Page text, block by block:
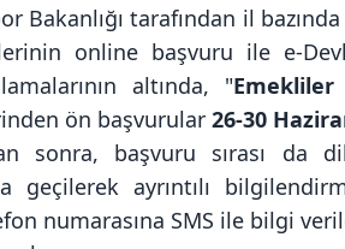
Bakanlığı tarafından il
online başvuru ile e-
altında, "
ön başvurular 26-30
sonra, başvuru sırası da
geçilerek ayrıntılı
numarasına SMS ile bilgi